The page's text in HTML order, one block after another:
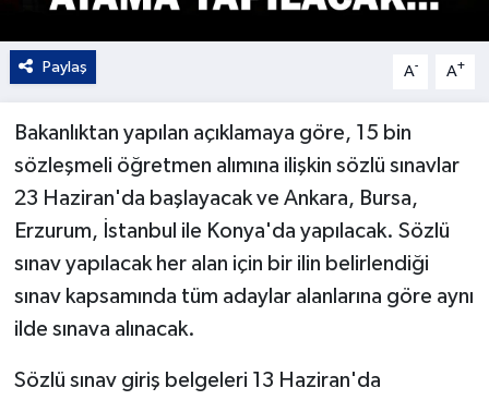
Paylaş A- A+
Bakanlıktan yapılan açıklamaya göre, 15 bin
sözleşmeli öğretmen alımına ilişkin sözlü sınavlar
23 Haziran'da başlayacak ve Ankara, Bursa,
Erzurum, İstanbul ile Konya'da yapılacak. Sözlü
sınav yapılacak her alan için bir ilin belirlendiği
sınav kapsamında tüm adaylar alanlarına göre aynı
ilde sınava alınacak.
Sözlü sınav giriş belgeleri 13 Haziran'da